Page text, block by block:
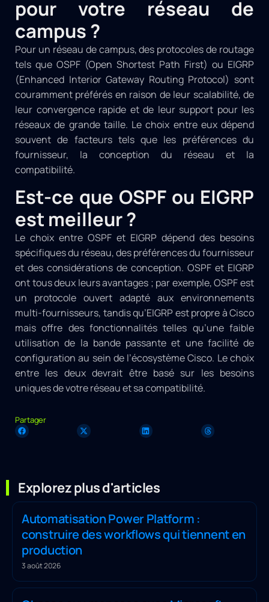
Partager
pour votre réseau de
campus ?
Pour un réseau de campus, des protocoles de routage
tels que OSPF (Open Shortest Path First) ou EIGRP
(Enhanced Interior Gateway Routing Protocol) sont
couramment préférés en raison de leur scalabilité, de
leur convergence rapide et de leur support pour les
réseaux de grande taille. Le choix entre eux dépend
souvent de facteurs tels que les préférences du
fournisseur, la conception du réseau et la
compatibilité.
Est-ce que OSPF ou EIGRP
est meilleur ?
Le choix entre OSPF et EIGRP dépend des besoins
spécifiques du réseau, des préférences du fournisseur
et des considérations de conception. OSPF et EIGRP
ont tous deux leurs avantages ; par exemple, OSPF est
un protocole ouvert adapté aux environnements
multi-fournisseurs, tandis qu’EIGRP est propre à Cisco
mais offre des fonctionnalités telles qu’une faible
utilisation de la bande passante et une facilité de
configuration au sein de l’écosystème Cisco. Le choix
entre les deux devrait être basé sur les besoins
uniques de votre réseau et sa compatibilité.
Explorez plus d'articles
Automatisation Power Platform :
construire des workflows qui tiennent en
production
3 août 2026